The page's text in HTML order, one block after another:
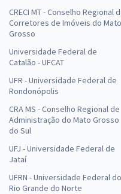
ou 12x
CLDF - Câmara Legislativa
Pedagogo (Com
ou 12x
CRECI MT - Conselho Regional
Corretores de Imóveis do Mato
Grosso
Universidade Federal de
Catalão - UFCAT
UFR - Universidade Federal de
Rondonópolis
CRA MS - Conselho Regional de
Administração do Mato Grosso
do Sul
UFJ - Universidade Federal de
Jataí
UFRN - Universidade Federal do
Rio Grande do Norte